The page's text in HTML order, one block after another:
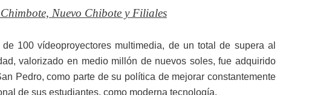
Nuevo Chibote y Filiales
100 vídeoproyectores multimedia, de un total de supera al
valorizado en medio millón de nuevos soles, fue adquirido
Pedro, como parte de su política de mejorar constantemente
de sus estudiantes, como moderna tecnología.